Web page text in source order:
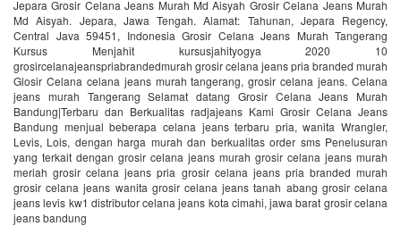
Jepara Grosir Celana Jeans Murah Md Aisyah Grosir Celana Jeans Murah
Md Aisyah. Jepara, Jawa Tengah. Alamat: Tahunan, Jepara Regency,
Central Java 59451, Indonesia Grosir Celana Jeans Murah Tangerang
Kursus Menjahit kursusjahityogya 2020 10
grosircelanajeanspriabrandedmurah grosir celana jeans pria branded murah
Glosir Celana celana jeans murah tangerang, grosir celana jeans. Celana
jeans murah Tangerang Selamat datang Grosir Celana Jeans Murah
Bandung|Terbaru dan Berkualitas radjajeans Kami Grosir Celana Jeans
Bandung menjual beberapa celana jeans terbaru pria, wanita Wrangler,
Levis, Lois, dengan harga murah dan berkualitas order sms Penelusuran
yang terkait dengan grosir celana jeans murah grosir celana jeans murah
meriah grosir celana jeans pria grosir celana jeans pria branded murah
grosir celana jeans wanita grosir celana jeans tanah abang grosir celana
jeans levis kw1 distributor celana jeans kota cimahi, jawa barat grosir celana
jeans bandung